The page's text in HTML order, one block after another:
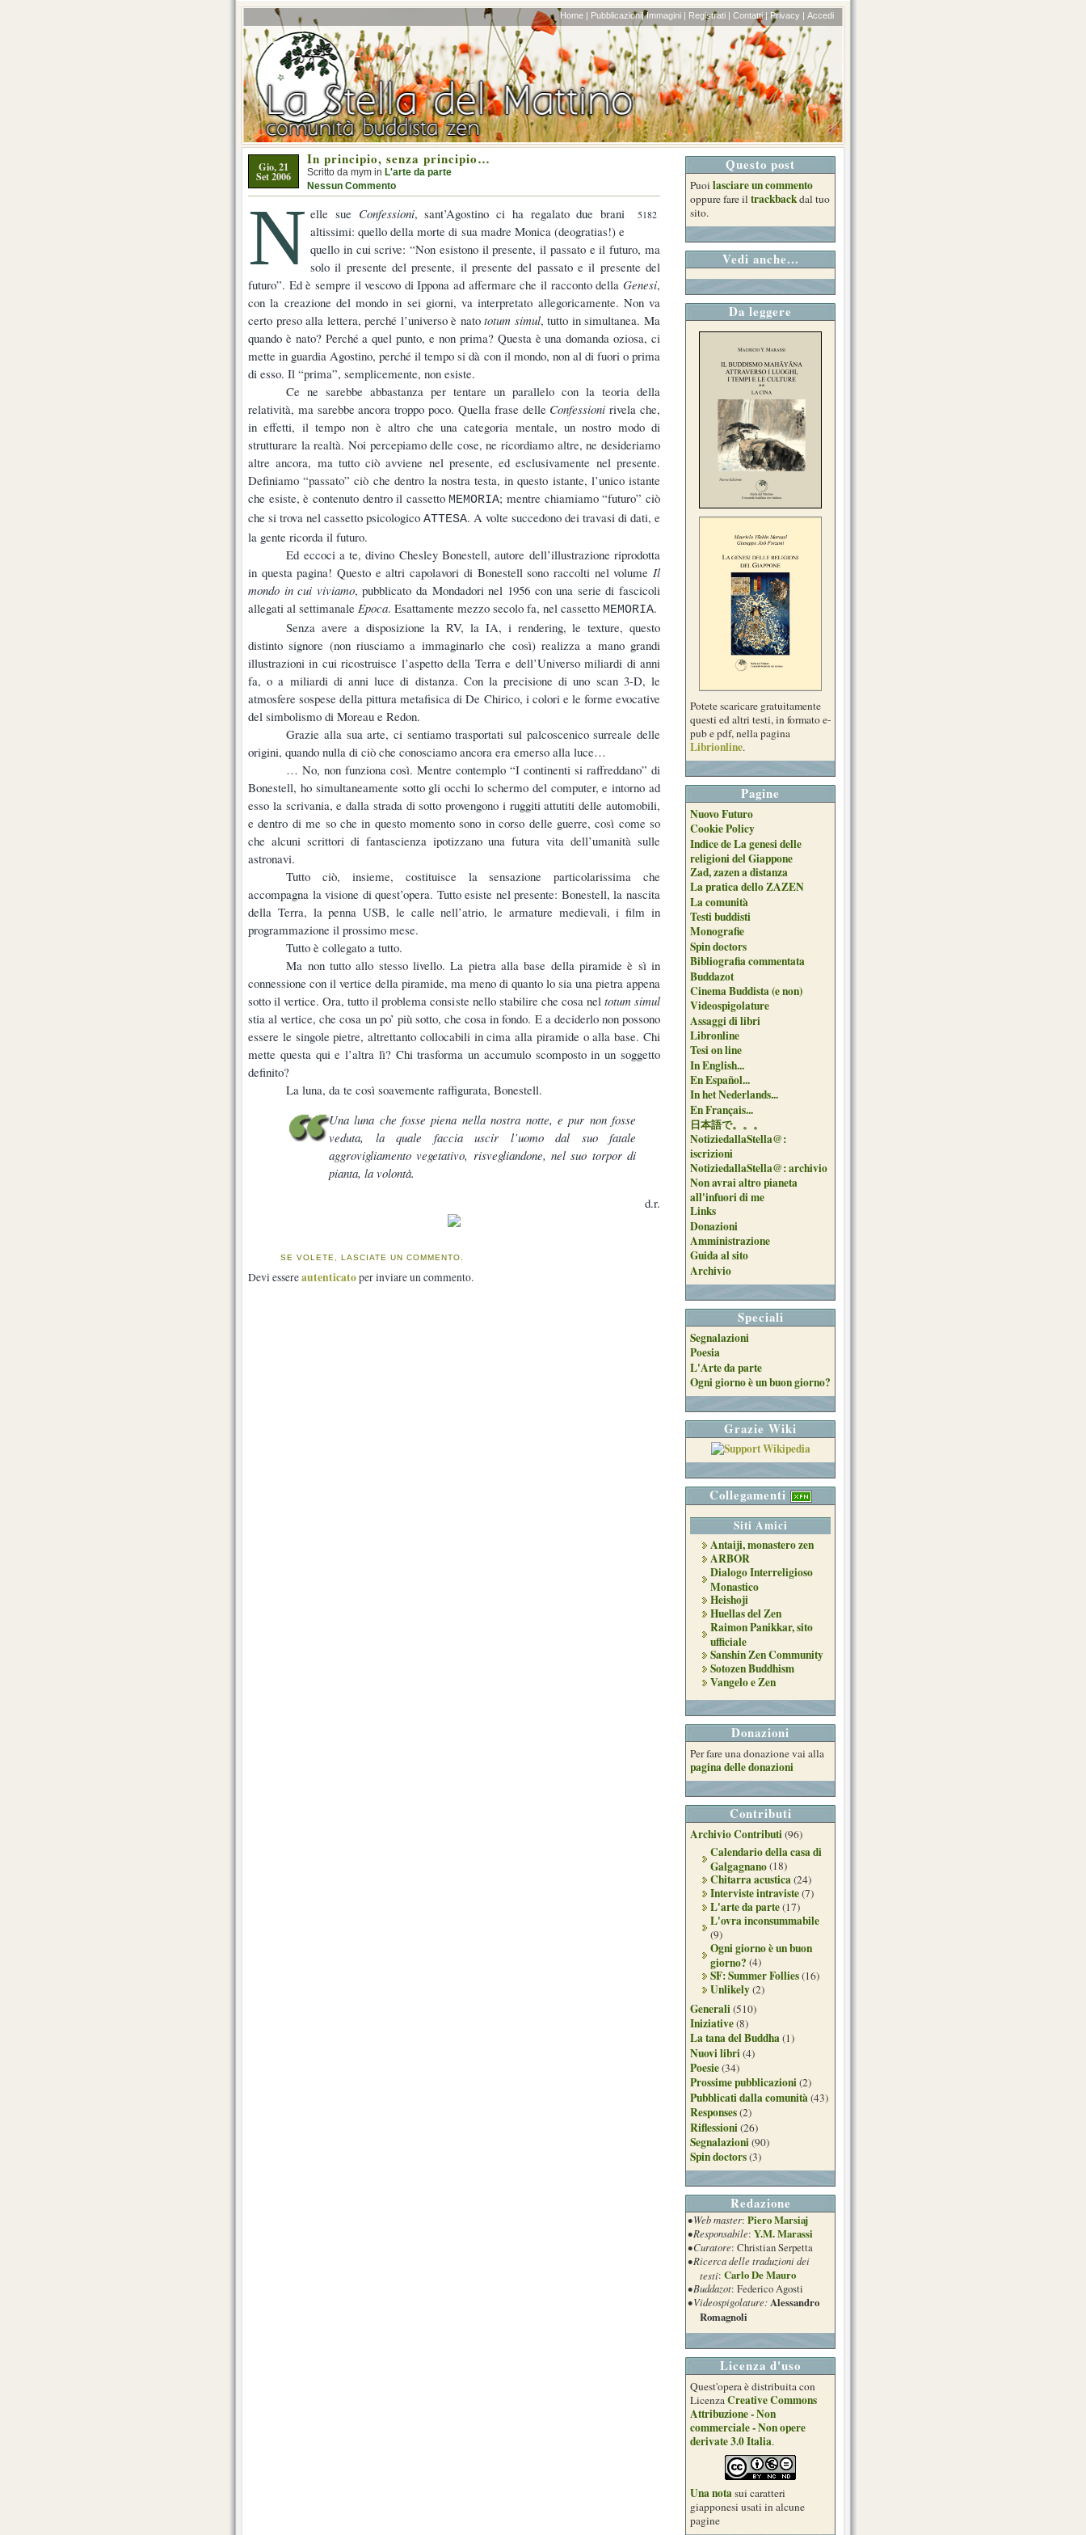
Home | Pubblicazioni| Immagini | Registrati | Contatti | Privacy | Accedi
Gio, 21
Set 2006
In principio, senza principio…
Scritto da mym in L'arte da parte
Nessun Commento
5182
N elle sue Confessioni, sant’Agostino ci ha regalato due brani
altissimi: quello della morte di sua madre Monica (deogratias!) e
quello in cui scrive: “Non esistono il presente, il passato e il futuro, ma
solo il presente del presente, il presente del passato e il presente del
futuro”. Ed è sempre il vescovo di Ippona ad affermare che il racconto della Genesi,
con la creazione del mondo in sei giorni, va interpretato allegoricamente. Non va
certo preso alla lettera, perché l’universo è natototum simul, tutto in simultanea. Ma
quando è nato? Perché a quel punto, e non prima? Questa è una domanda oziosa, ci
mette in guardia Agostino, perché il tempo si dà con il mondo, non al di fuori o prima
di esso. Il “prima”, semplicemente, non esiste.
Ce ne sarebbe abbastanza per tentare un parallelo con la teoria della
relatività, ma sarebbe ancora troppo poco. Quella frase delle Confessionirivela che,
in effetti, il tempo non è altro che una categoria mentale, un nostro modo di
strutturare la realtà. Noi percepiamo delle cose, ne ricordiamo altre, ne desideriamo
altre ancora, ma tutto ciò avviene nel presente, ed esclusivamente nel presente.
Definiamo “passato” ciò che dentro la nostra testa, in questo istante, l’unico istante
che esiste, è contenuto dentro il cassetto MEMORIA; mentre chiamiamo “futuro” ciò
che si trova nel cassetto psicologico ATTESA. A volte succedono dei travasi di dati, e
la gente ricorda il futuro.
Ed eccoci a te, divino Chesley Bonestell, autore dell’illustrazione riprodotta
in questa pagina! Questo e altri capolavori di Bonestell sono raccolti nel volume Il
mondo in cui viviamo, pubblicato da Mondadori nel 1956 con una serie di fascicoli
allegati al settimanale Epoca. Esattamente mezzo secolo fa, nel cassetto MEMORIA.
Senza avere a disposizione la RV, la IA, i rendering, le texture, questo
distinto signore (non riusciamo a immaginarlo che così) realizza a mano grandi
illustrazioni in cui ricostruisce l’aspetto della Terra e dell’Universo miliardi di anni
fa, o a miliardi di anni luce di distanza. Con la precisione di uno scan 3-D, le
atmosfere sospese della pittura metafisica di De Chirico, i colori e le forme evocative
del simbolismo di Moreau e Redon.
Grazie alla sua arte, ci sentiamo trasportati sul palcoscenico surreale delle
origini, quando nulla di ciò che conosciamo ancora era emerso alla luce…
… No, non funziona così. Mentre contemplo “I continenti si raffreddano” di
Bonestell, ho simultaneamente sotto gli occhi lo schermo del computer, e intorno ad
esso la scrivania, e dalla strada di sotto provengono i ruggiti attutiti delle automobili,
e dentro di me so che in questo momento sono in corso delle guerre, così come so
che alcuni scrittori di fantascienza ipotizzano una futura vita dell’umanità sulle
astronavi.
Tutto ciò, insieme, costituisce la sensazione particolarissima che
accompagna la visione di quest’opera. Tutto esiste nel presente: Bonestell, la nascita
della Terra, la penna USB, le calle nell’atrio, le armature medievali, i film in
programmazione il prossimo mese.
Tutto è collegato a tutto.
Ma non tutto allo stesso livello. La pietra alla base della piramide è sì in
connessione con il vertice della piramide, ma meno di quanto lo sia una pietra appena
sotto il vertice. Ora, tutto il problema consiste nello stabilire che cosa nel totum simul
stia al vertice, che cosa un po’ più sotto, che cosa in fondo. E a deciderlo non possono
essere le singole pietre, altrettanto collocabili in cima alla piramide o alla base. Chi
mette questa qui e l’altra lì? Chi trasforma un accumulo scomposto in un soggetto
definito?
La luna, da te così soavemente raffigurata, Bonestell.
Una luna che fosse piena nella nostra notte, e pur non fosse
veduta, la quale faccia uscir l’uomo dal suo fatale
aggrovigliamento vegetativo, risvegliandone, nel suo torpor di
pianta, la volontà.
d.r.
SE VOLETE, LASCIATE UN COMMENTO.
Devi essereautenticatoper inviare un commento.
Questo post
Puoi lasciare un commento
oppure fare il trackbackdal tuo
sito.
Vedi anche...
Da leggere
Potete scaricare gratuitamente
questi ed altri testi, in formato e-
pub e pdf, nella pagina
Librionline.
Pagine
Nuovo Futuro
Cookie Policy
Indice de La genesi delle
religioni del Giappone
Zad, zazen a distanza
La pratica dello ZAZEN
La comunità
Testi buddisti
Monografie
Spin doctors
Bibliografia commentata
Buddazot
Cinema Buddista (e non)
Videospigolature
Assaggi di libri
Libronline
Tesi on line
In English...
En Español...
In het Nederlands...
En Français...
日本語で。。。
NotiziedallaStella@:
iscrizioni
NotiziedallaStella@: archivio
Non avrai altro pianeta
all'infuori di me
Links
Donazioni
Amministrazione
Guida al sito
Archivio
Speciali
Segnalazioni
Poesia
L'Arte da parte
Ogni giorno è un buon giorno?
Grazie Wiki
Collegamenti
Siti Amici
Antaiji, monastero zen
ARBOR
Dialogo Interreligioso
Monastico
Heishoji
Huellas del Zen
Raimon Panikkar, sito
ufficiale
Sanshin Zen Community
Sotozen Buddhism
Vangelo e Zen
Donazioni
Per fare una donazione vai alla
pagina delle donazioni
Contributi
Archivio Contributi(96)
Calendario della casa di
Galgagnano(18)
Chitarra acustica(24)
Interviste intraviste(7)
L'arte da parte(17)
L'ovra inconsummabile
(9)
Ogni giorno è un buon
giorno? (4)
SF: Summer Follies(16)
Unlikely(2)
Generali(510)
Iniziative(8)
La tana del Buddha(1)
Nuovi libri(4)
Poesie(34)
Prossime pubblicazioni(2)
Pubblicati dalla comunità(43)
Responses(2)
Riflessioni(26)
Segnalazioni(90)
Spin doctors(3)
Redazione
• Web master: Piero Marsiaj
• Responsabile: Y.M. Marassi
• Curatore: Christian Serpetta
• Ricerca delle traduzioni dei
testi: Carlo De Mauro
• Buddazot: Federico Agosti
• Videospigolature:Alessandro
Romagnoli
Licenza d'uso
Quest'opera è distribuita con
LicenzaCreative Commons
Attribuzione - Non
commerciale - Non opere
derivate 3.0 Italia.
Una notasui caratteri
giapponesi usati in alcune
pagine